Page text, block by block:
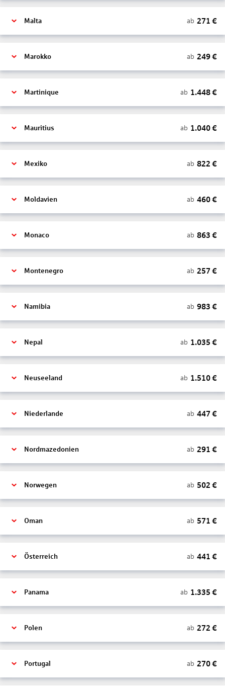
Malta ab 271 €
Marokko ab 249€
Martinique ab 1.448€
Mauritius ab 1.040€
Mexiko ab 822 €
Moldavien ab 460€
Monaco ab 863 €
Montenegro ab 257 €
Namibia ab 983 €
Nepal ab 1.035 €
Neuseeland ab 1.510€
Niederlande ab 447 €
Nordmazedonien ab 291 €
Norwegen ab 502 €
Oman ab 571 €
Österreich ab 441 €
Panama ab 1.335 €
Polen ab 272 €
Portugal ab 270€